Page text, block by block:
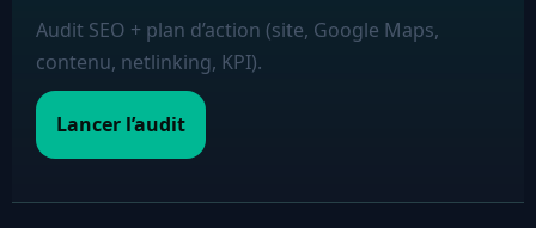
Audit SEO + plan d’action (site, Google Maps,
contenu, netlinking, KPI).
Lancer l’audit